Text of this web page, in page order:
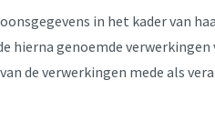
in het kader van
hierna genoemde
de verwerkingen mede als